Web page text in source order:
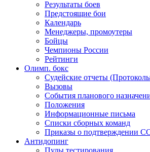
Результаты боев
Предстоящие бои
Календарь
Менеджеры, промоутеры
Бойцы
Чемпионы России
Рейтинги
Олимп. бокс
Судейские отчеты
Вызовы
События планового
Положения
Информационные письма
Списки сборных команд
Приказы о подтверждении
Антидопинг
Пулы тестирования